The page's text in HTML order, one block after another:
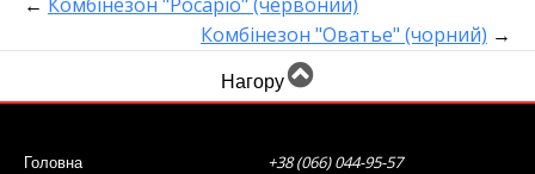
Комбінезон "Оватье" (чорний) →
Нагору
Головна
+38 (066) 044-95-57